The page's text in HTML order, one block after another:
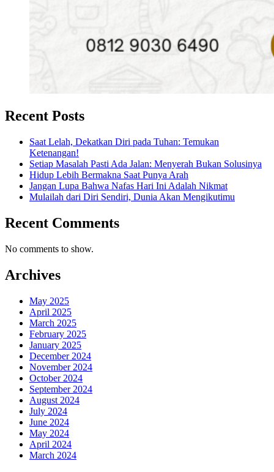
Recent Posts
Saat Lelah, Dekatkan Diri pada Tuhan: Temukan
Ketenangan!
Setiap Masalah Pasti Ada Jalan: Menyerah Bukan Solusinya
Hidup Lebih Bermakna Saat Punya Arah
Jangan Lupa Bahwa Nafas Hari Ini Adalah Nikmat
Mulailah dari Diri Sendiri, Dunia Akan Mengikutimu
Recent Comments
No comments to show.
Archives
May 2025
April 2025
March 2025
February 2025
January 2025
December 2024
November 2024
October 2024
September 2024
August 2024
July 2024
June 2024
May 2024
April 2024
March 2024